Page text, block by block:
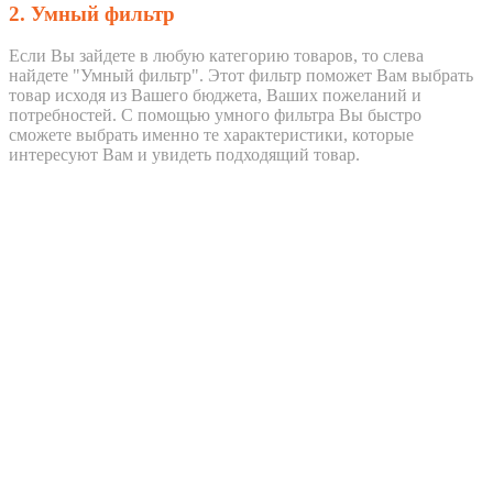
2. Умный фильтр
Если Вы зайдете в любую категорию товаров, то слева
найдете "Умный фильтр". Этот фильтр поможет Вам выбрать
товар исходя из Вашего бюджета, Ваших пожеланий и
потребностей. С помощью умного фильтра Вы быстро
сможете выбрать именно те характеристики, которые
интересуют Вам и увидеть подходящий товар.